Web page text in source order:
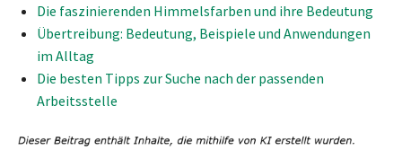
Die faszinierenden Himmelsfarben und ihre Bedeutung
Übertreibung: Bedeutung, Beispiele und Anwendungen
im Alltag
Die besten Tipps zur Suche nach der passenden
Arbeitsstelle